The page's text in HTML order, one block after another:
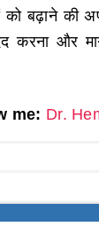
बढ़ाने की
करना और
me: Dr.